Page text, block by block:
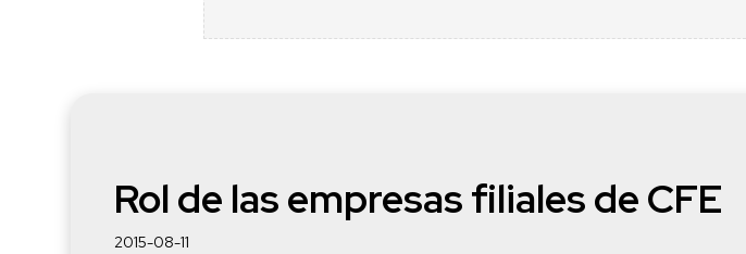
Rol de las empresas filiales de CFE
2015-08-11